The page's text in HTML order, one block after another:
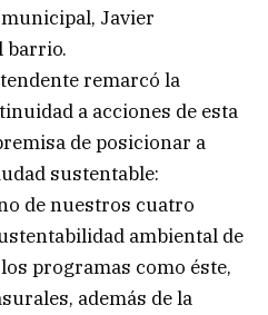
Javier
barrio.
remarcó la
a acciones de esta
de posicionar a
sustentable:
de nuestros cuatro
ambiental de
programas como éste,
además de la